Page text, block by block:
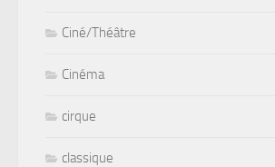
Ciné/Théâtre
Cinéma
cirque
classique